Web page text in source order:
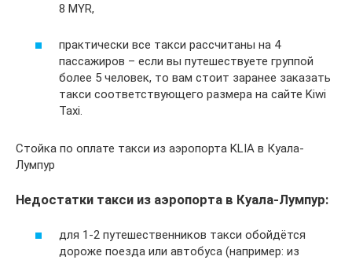
8 MYR,
практически все такси рассчитаны на 4
пассажиров – если вы путешествуете группой
более 5 человек, то вам стоит заранее заказать
такси соответствующего размера на сайте Kiwi
Taxi.
Стойка по оплате такси из аэропорта KLIA в Куала-
Лумпур
Недостатки такси из аэропорта в Куала-Лумпур:
для 1-2 путешественников такси обойдётся
дороже поезда или автобуса (например: из